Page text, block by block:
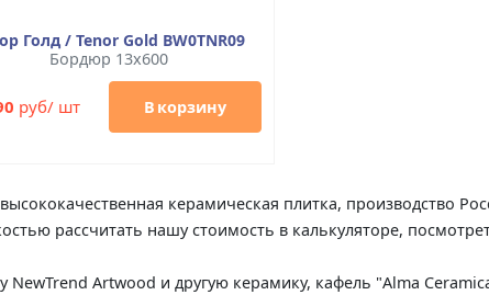
Голд / Tenor Gold BW0TNR09
Бордюр 13x600
руб/ шт В корзину
керамическая плитка, производство
рассчитать нашу стоимость в калькуляторе,
Artwood и другую керамику, кафель "Alma